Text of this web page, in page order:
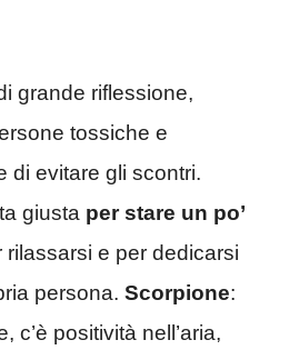
grande riflessione,
tossiche e
di evitare gli scontri.
giusta per stare un po’
rilassarsi e per dedicarsi
persona. Scorpione:
c’è positività nell’aria,